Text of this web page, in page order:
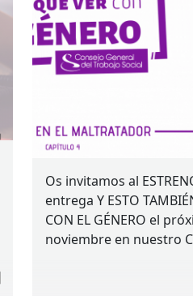
Os invitamos al
entrega Y ESTO
CON EL GÉNERO el
noviembre en nuestro